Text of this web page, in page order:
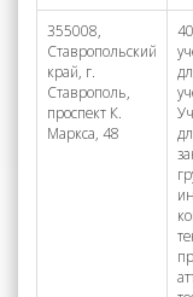
355008,
Ставропольский
край, г.
Ставрополь,
проспект К.
Маркса, 48